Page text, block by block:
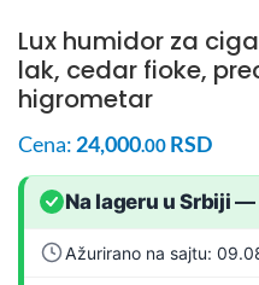
Lux humidor za
lak, cedar fioke,
higrometar
Cena: 24,000.00 RSD
Na lageru u Srbiji —
Ažurirano na sajtu: